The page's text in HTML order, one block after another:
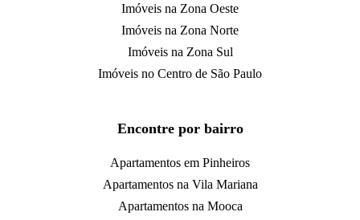
Imóveis na Zona Oeste
Imóveis na Zona Norte
Imóveis na Zona Sul
Imóveis no Centro de São Paulo
Encontre por bairro
Apartamentos em Pinheiros
Apartamentos na Vila Mariana
Apartamentos na Mooca